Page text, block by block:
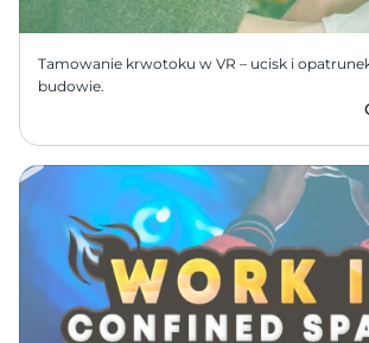
Tamowanie krwotoku w VR – ucisk i
budowie.